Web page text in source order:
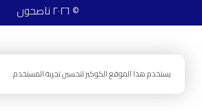
© ٢٠٢٦ ناصحون
يستخدم هذا الموقع الكوكيز لتحسين تجربة المستخدم.